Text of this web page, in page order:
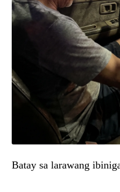
Batay sa larawang